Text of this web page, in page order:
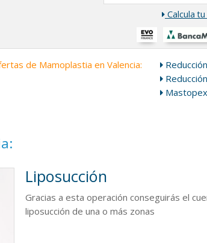
Calcula
de Mamoplastia en Valencia:
Liposucción
Gracias a esta operación conseguirás el
liposucción de una o más zonas